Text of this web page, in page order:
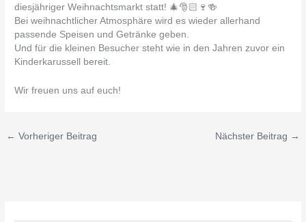
diesjähriger Weihnachtsmarkt statt! 🎄🎅🏻🍷🍻
Bei weihnachtlicher Atmosphäre wird es wieder allerhand
passende Speisen und Getränke geben.
Und für die kleinen Besucher steht wie in den Jahren zuvor ein
Kinderkarussell bereit.
Wir freuen uns auf euch!
← Vorheriger Beitrag Nächster Beitrag →